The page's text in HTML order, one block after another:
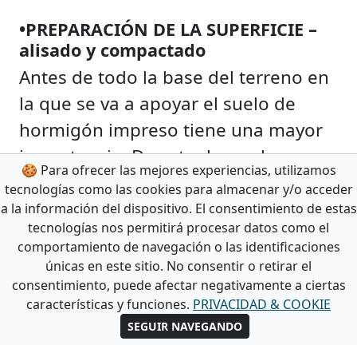
•PREPARACIÓN DE LA SUPERFICIE –
alisado y compactado
Antes de todo la base del terreno en
la que se va a apoyar el suelo de
hormigón impreso tiene una mayor
importancia. De esta depende su
comportamiento en el futuro, como
su baja o bien alta resistencia.
•ENCOFRADO
Después de obtener un suelo firme
se trata de delimitar la superficie
donde se va a realizar el pavimento.
🍪 Para ofrecer las mejores experiencias, utilizamos
tecnologías como las cookies para almacenar y/o acceder
a la información del dispositivo. El consentimiento de estas
tecnologías nos permitirá procesar datos como el
comportamiento de navegación o las identificaciones
únicas en este sitio. No consentir o retirar el
consentimiento, puede afectar negativamente a ciertas
características y funciones. PRIVACIDAD & COOKIE
SEGUIR NAVEGANDO